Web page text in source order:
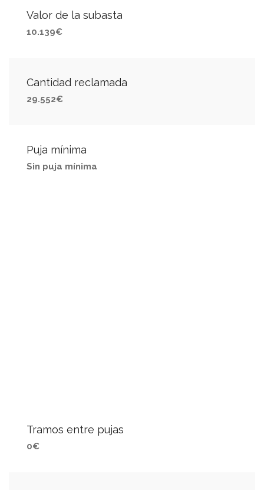
Valor de la subasta
10.139€
Cantidad reclamada
29.552€
Puja mínima
Sin puja mínima
Tramos entre pujas
0€